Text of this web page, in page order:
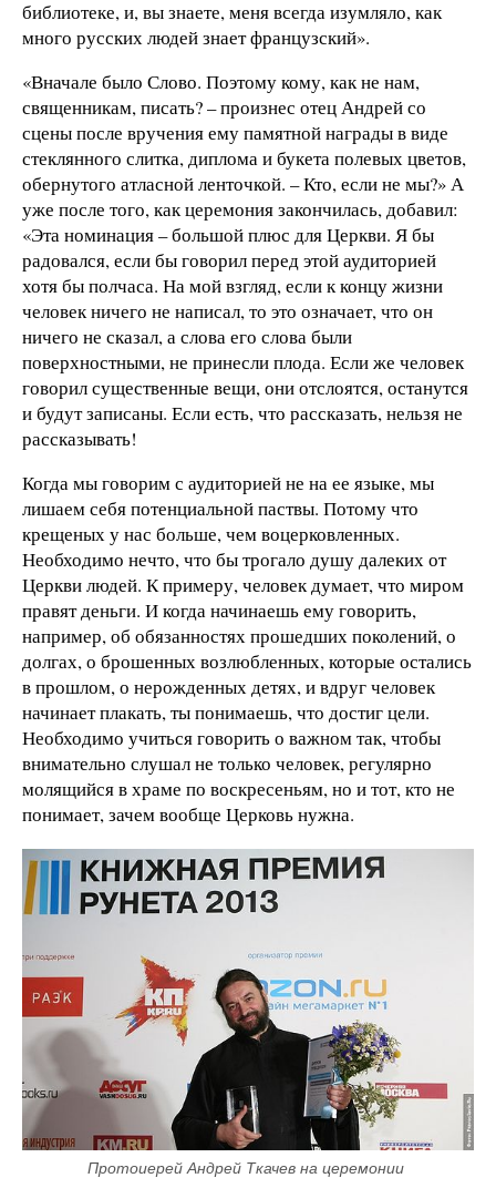
библиотеке, и, вы знаете, меня всегда изумляло, как
много русских людей знает французский».
«Вначале было Слово. Поэтому кому, как не нам,
священникам, писать? – произнес отец Андрей со
сцены после вручения ему памятной награды в виде
стеклянного слитка, диплома и букета полевых цветов,
обернутого атласной ленточкой. – Кто, если не мы?» А
уже после того, как церемония закончилась, добавил:
«Эта номинация – большой плюс для Церкви. Я бы
радовался, если бы говорил перед этой аудиторией
хотя бы полчаса. На мой взгляд, если к концу жизни
человек ничего не написал, то это означает, что он
ничего не сказал, а слова его слова были
поверхностными, не принесли плода. Если же человек
говорил существенные вещи, они отслоятся, останутся
и будут записаны. Если есть, что рассказать, нельзя не
рассказывать!
Когда мы говорим с аудиторией не на ее языке, мы
лишаем себя потенциальной паствы. Потому что
крещеных у нас больше, чем воцерковленных.
Необходимо нечто, что бы трогало душу далеких от
Церкви людей. К примеру, человек думает, что миром
правят деньги. И когда начинаешь ему говорить,
например, об обязанностях прошедших поколений, о
долгах, о брошенных возлюбленных, которые остались
в прошлом, о нерожденных детях, и вдруг человек
начинает плакать, ты понимаешь, что достиг цели.
Необходимо учиться говорить о важном так, чтобы
внимательно слушал не только человек, регулярно
молящийся в храме по воскресеньям, но и тот, кто не
понимает, зачем вообще Церковь нужна.
Протоиерей Андрей Ткачев на церемонии